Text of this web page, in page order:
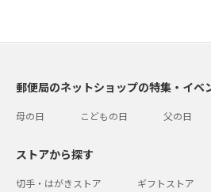
郵便局のネットショップの特集・イベ
母の日 こどもの日 父の日
ストアから探す
切手・はがきストア ギフトストア